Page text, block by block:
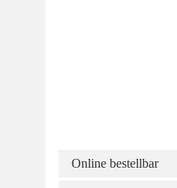
Online bestellbar